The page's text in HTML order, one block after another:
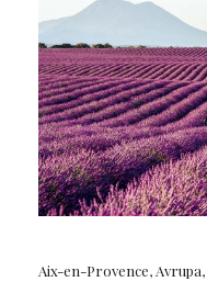
Aix-en-Provence, Avrupa,